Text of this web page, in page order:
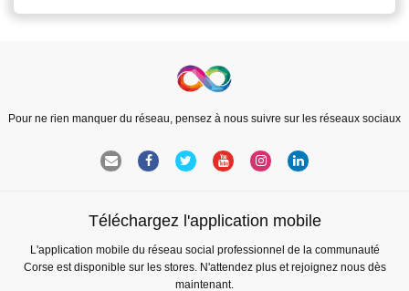
Pour ne rien manquer du réseau, pensez à nous suivre sur les réseaux sociaux
Téléchargez l'application mobile
L'application mobile du réseau social professionnel de la communauté
Corse est disponible sur les stores. N'attendez plus et rejoignez nous dès
maintenant.